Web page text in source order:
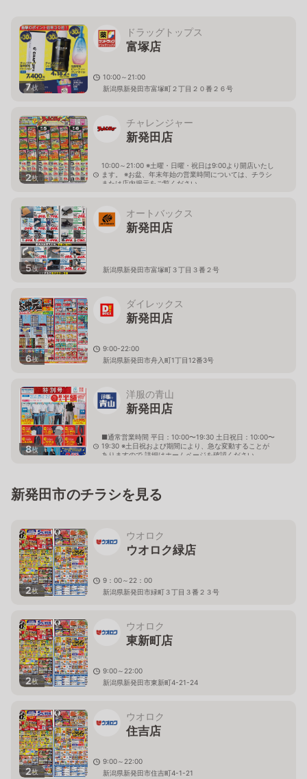
7枚
ドラッグトップス
富塚店
10:00～21:00
新潟県新発田市富塚町２丁目２０番２６号
2枚
チャレンジャー
新発田店
10:00～21:00 ※土曜・日曜・祝日は9:00より開店いたし
ます。 ※お盆、年末年始の営業時間については、チラシ
または店内掲示をご覧ください。
5枚
オートバックス
新発田店
新潟県新発田市富塚町３丁目３番２号
6枚
ダイレックス
新発田店
9:00-22:00
新潟県新発田市舟入町1丁目12番3号
8枚
洋服の青山
新発田店
■通常営業時間 平日：10:00〜19:30 土日祝日：10:00〜
19:30 ※土日祝および期間により、急な変動することが
ありますので 詳細はホームページを確認ください
新発田市のチラシを見る
2枚
ウオロク
ウオロク緑店
9：00～22：00
新潟県新発田市緑町３丁目３番２３号
2枚
ウオロク
東新町店
9:00～22:00
新潟県新発田市東新町4-21-24
2枚
ウオロク
住吉店
9:00～22:00
新潟県新発田市住吉町4-1-21